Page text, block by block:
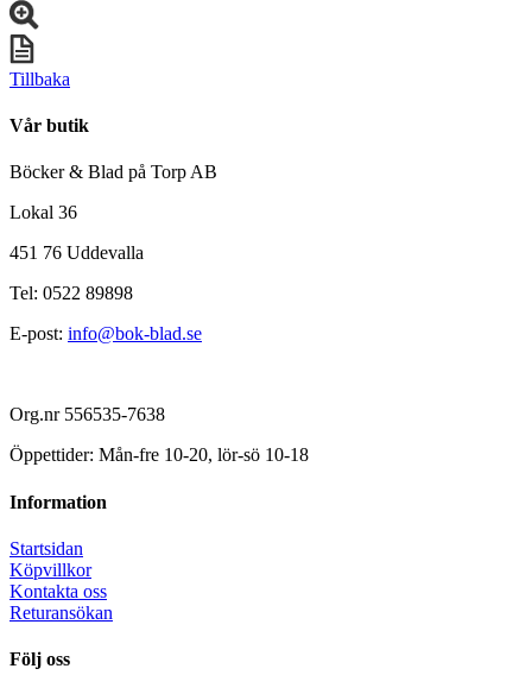
Tillbaka
Vår butik
Böcker & Blad på Torp AB
Lokal 36
451 76 Uddevalla
Tel: 0522 89898
E-post: info@bok-blad.se
Org.nr 556535-7638
Öppettider: Mån-fre 10-20, lör-sö 10-18
Information
Startsidan
Köpvillkor
Kontakta oss
Returansökan
Följ oss